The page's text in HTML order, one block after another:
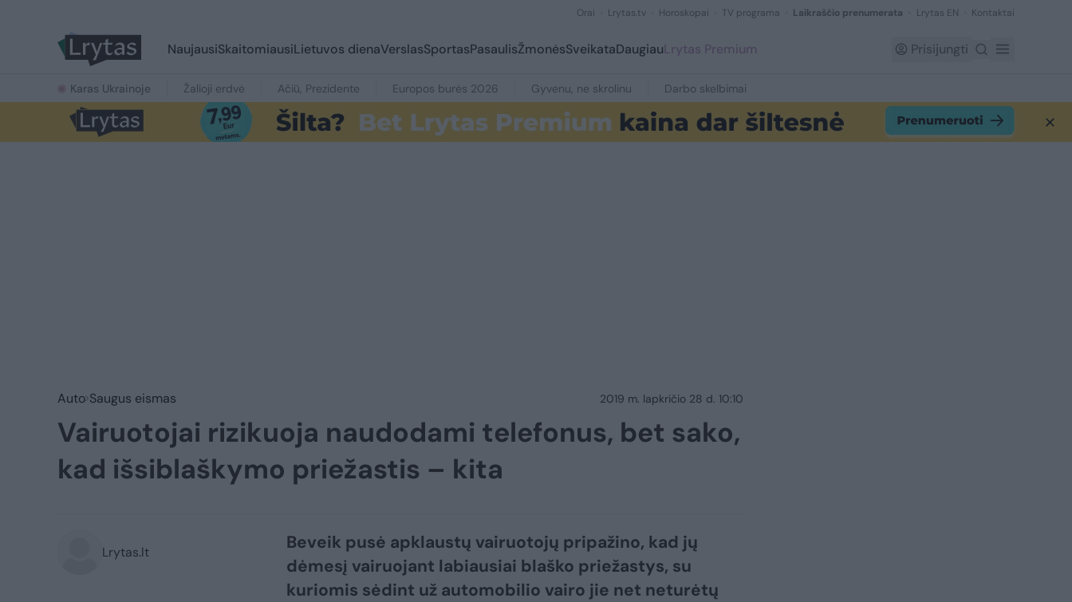
Orai Lrytas.tv Horoskopai TV programa Laikraščio prenumerata Lrytas EN Kontaktai
NaujausiSkaitomiausiLietuvos dienaVerslasSportasPasaulisŽmonėsSveikataDaugiauLrytas Premium Prisijungti
Karas Ukrainoje Žalioji erdvė Ačiū, Prezidente Europos burės 2026 Gyvenu, ne skrolinu Darbo skelbimai
Auto Saugus eismas 2019 m. lapkričio 28 d. 10:10
Vairuotojai rizikuoja naudodami telefonus, bet sako,
kad išsiblaškymo priežastis – kita
Lrytas.lt
Beveik pusė apklaustų vairuotojų pripažino, kad jų
dėmesį vairuojant labiausiai blaško priežastys, su
kuriomis sėdint už automobilio vairo jie net neturėtų